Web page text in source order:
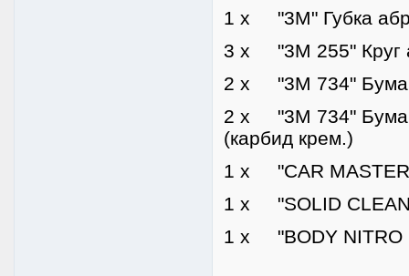
1 x "3M" Губка
3 x "3M 255" Круг
2 x "3M 734"
2 x "3M 734"
(карбид крем.)
1 x "CAR
1 x "SOLID
1 x "BODY NITRO